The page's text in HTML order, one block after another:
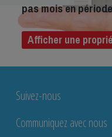
pas mois en
Afficher une
Suivez-nous
Communiquez avec nous